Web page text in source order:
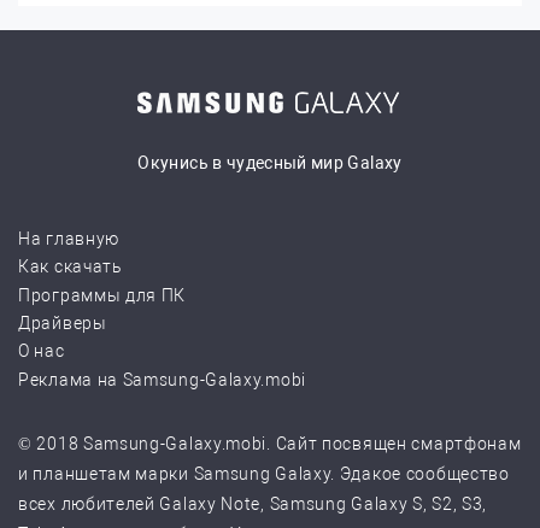
Окунись в чудесный мир Galaxy
На главную
Как скачать
Программы для ПК
Драйверы
О нас
Реклама на Samsung-Galaxy.mobi
© 2018 Samsung-Galaxy.mobi. Сайт посвящен смартфонам
и планшетам марки Samsung Galaxy. Эдакое сообщество
всех любителей Galaxy Note, Samsung Galaxy S, S2, S3,